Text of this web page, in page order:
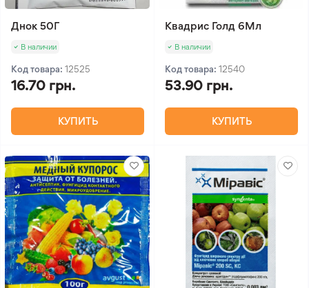
Днок 50Г
В наличии
Код товара: 12525
16.70 грн.
КУПИТЬ
Квадрис Голд 6Мл
В наличии
Код товара: 12540
53.90 грн.
КУПИТЬ